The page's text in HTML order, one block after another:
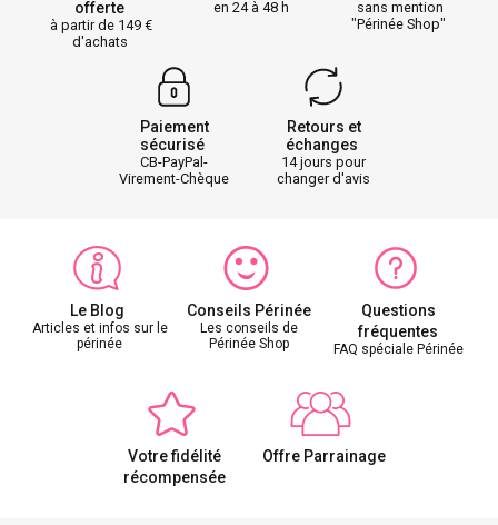
offerte
à partir de 149
d'achats
en 24 à 48 h
sans mention
"Périnée Shop"
Paiement
sécurisé
CB-PayPal-
Virement-Chèque
Retours et
échanges
14 jours pour
changer d'avis
Le Blog
Articles et infos sur le
périnée
Conseils Périnée
Les conseils de
Périnée Shop
Questions
fréquentes
FAQ spéciale Périnée
Votre fidélité
récompensée
Offre Parrainage